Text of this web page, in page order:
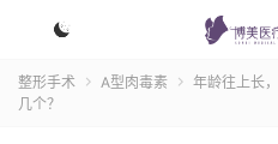

整形手术  A型肉毒素 
年龄往上长
几个？